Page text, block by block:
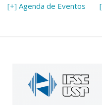
[+] Agenda de Eventos